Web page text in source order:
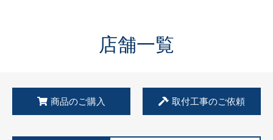
店舗一覧
商品のご購入 取付工事のご依頼